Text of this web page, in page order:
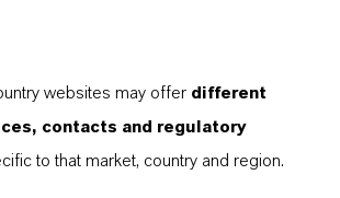
websites may offer different
contacts and regulatory
to that market, country and region.